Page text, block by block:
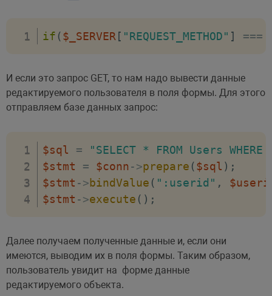
}
<form method='post'>
<input type='hidden' name='id'
<p>Имя:
<input type='number' name='age'
<input type='submit'
</form>";
}
echo
"Пользователь не найден"
}
}
elseif
(isset
if ($_SERVER [ "REQUEST_METHOD" ] ===
И если это запрос GET, то нам надо вывести данные
редактируемого пользователя в поля формы. Для этого
отправляем базе данных запрос:
$sql =
"SELECT * FROM Users
$stmt
= $conn->prepare ($sql ) ;
$stmt ->bindValue ( ":userid" ,
$stmt ->execute ( ) ;
Далее получаем полученные данные и, если они
имеются, выводим их в поля формы. Таким образом,
пользователь увидит на форме данные
редактируемого объекта.